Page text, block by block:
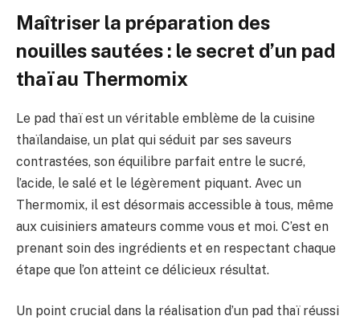
Maîtriser la préparation des
nouilles sautées : le secret d’un pad
thaï au Thermomix
Le pad thaï est un véritable emblème de la cuisine
thaïlandaise, un plat qui séduit par ses saveurs
contrastées, son équilibre parfait entre le sucré,
l’acide, le salé et le légèrement piquant. Avec un
Thermomix, il est désormais accessible à tous, même
aux cuisiniers amateurs comme vous et moi. C’est en
prenant soin des ingrédients et en respectant chaque
étape que l’on atteint ce délicieux résultat.
Un point crucial dans la réalisation d’un pad thaï réussi